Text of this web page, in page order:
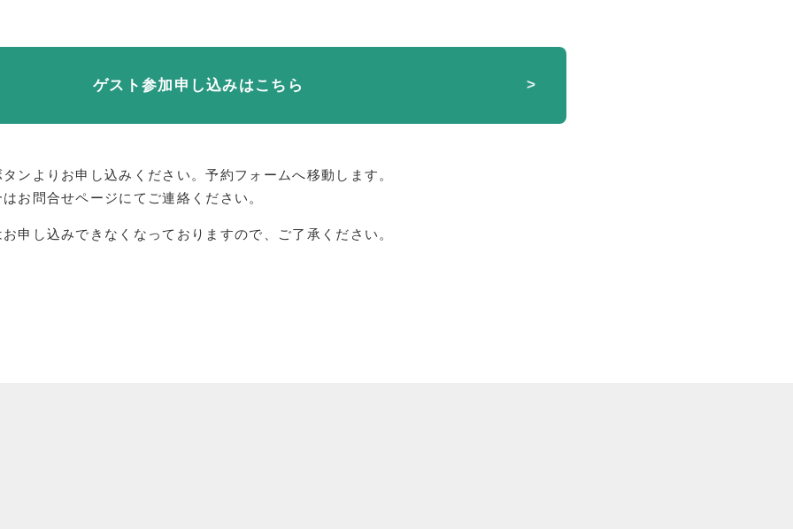
ゲスト参加申し込みはこちら
ンよりお申し込みください。予約フォームへ移動します。
お問合せページにてご連絡ください。
申し込みできなくなっておりますので、ご了承ください。